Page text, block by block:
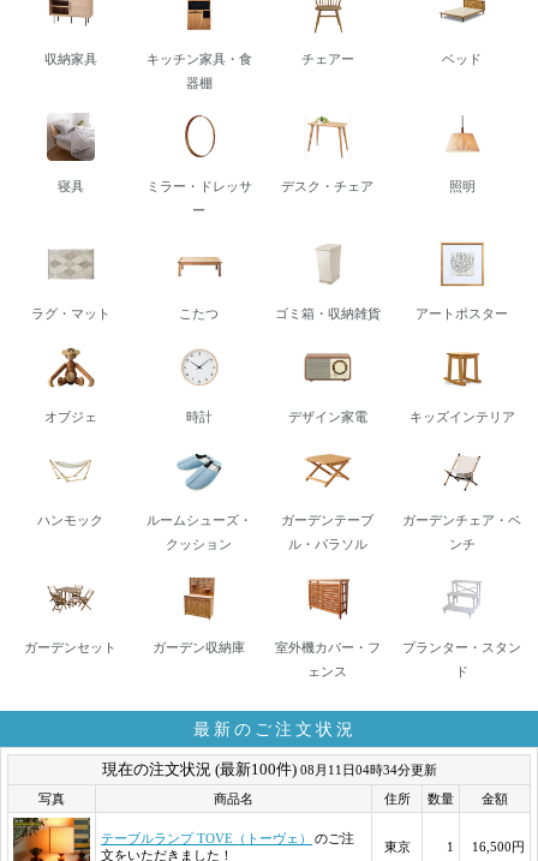
収納家具
キッチン家具・食
器棚
チェアー ベッド
寝具
ミラー・ドレッサ
ー
デスク・チェア 照明
ラグ・マット こたつ ゴミ箱・収納雑貨 アートポスター
オブジェ 時計 デザイン家電 キッズインテリア
ハンモック
ルームシューズ・
クッション
ガーデンテーブ
ル・パラソル
ガーデンチェア・ベ
ンチ
ガーデンセット ガーデン収納庫
室外機カバー・フ
ェンス
プランター・スタン
ド
最新のご注文状況